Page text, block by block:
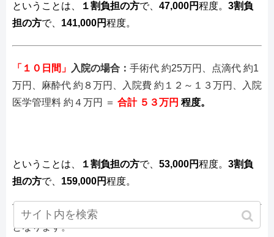
ということは、 １割負担の方で、 47,000円程度。 3割負
担の方で、 141,000円程度。
「１０日間」 入院の場合： 手術代 約25万円、点滴代 約1
万円、麻酔代 約８万円、入院費 約１２～１３万円、入院
医学管理料 約４万円 ＝ 合計 ５３万円 程度。
ということは、 １割負担の方で、 53,000円程度。 3割負
担の方で、 159,000円程度。
となります。